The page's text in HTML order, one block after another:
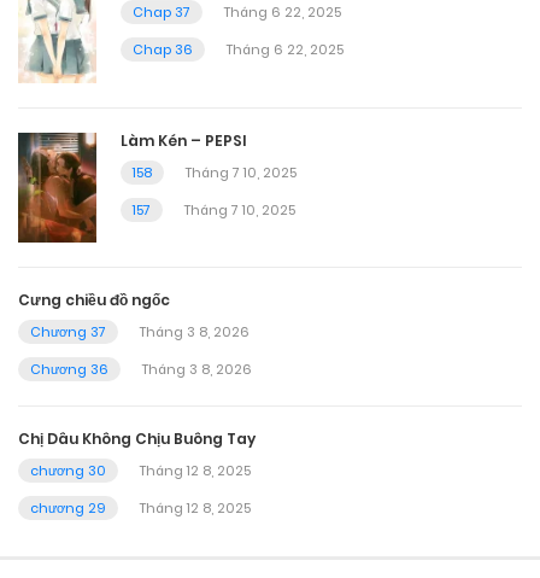
Chap 37
Tháng 6 22, 2025
Chap 36
Tháng 6 22, 2025
Làm Kén – PEPSI
158
Tháng 7 10, 2025
157
Tháng 7 10, 2025
Cưng chiều đồ ngốc
Chương 37
Tháng 3 8, 2026
Chương 36
Tháng 3 8, 2026
Chị Dâu Không Chịu Buông Tay
chương 30
Tháng 12 8, 2025
chương 29
Tháng 12 8, 2025